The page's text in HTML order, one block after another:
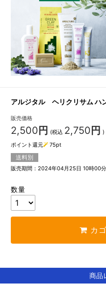
アルジタル ヘリクリサム
販売価格
2,500 円 (税込 2,750 円 )
ポイント還元
75pt
送料別
販売期間：2024年04月25日 10時00
数量
カ
商品